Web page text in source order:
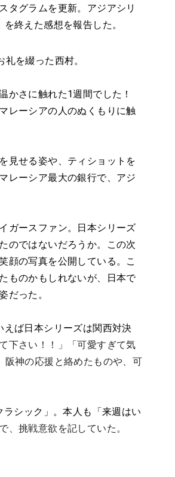
タグラムを更新。アジアシリ
終えた感想を報告した。
を綴った西村。
かさに触れた1週間でした！
レーシアの人のぬくもりに触
見せる姿や、ティショットを
レーシア最大の銀行で、アジ
ガースファン。日本シリーズ
のではないだろうか。この次
顔の写真を公開している。こ
ものかもしれないが、日本で
だった。
ば日本シリーズは関西対決
下さい！！」「可愛すぎて気
神の応援と絡めたものや、可
シック」。本人も「来週はい
、挑戦意欲を記していた。